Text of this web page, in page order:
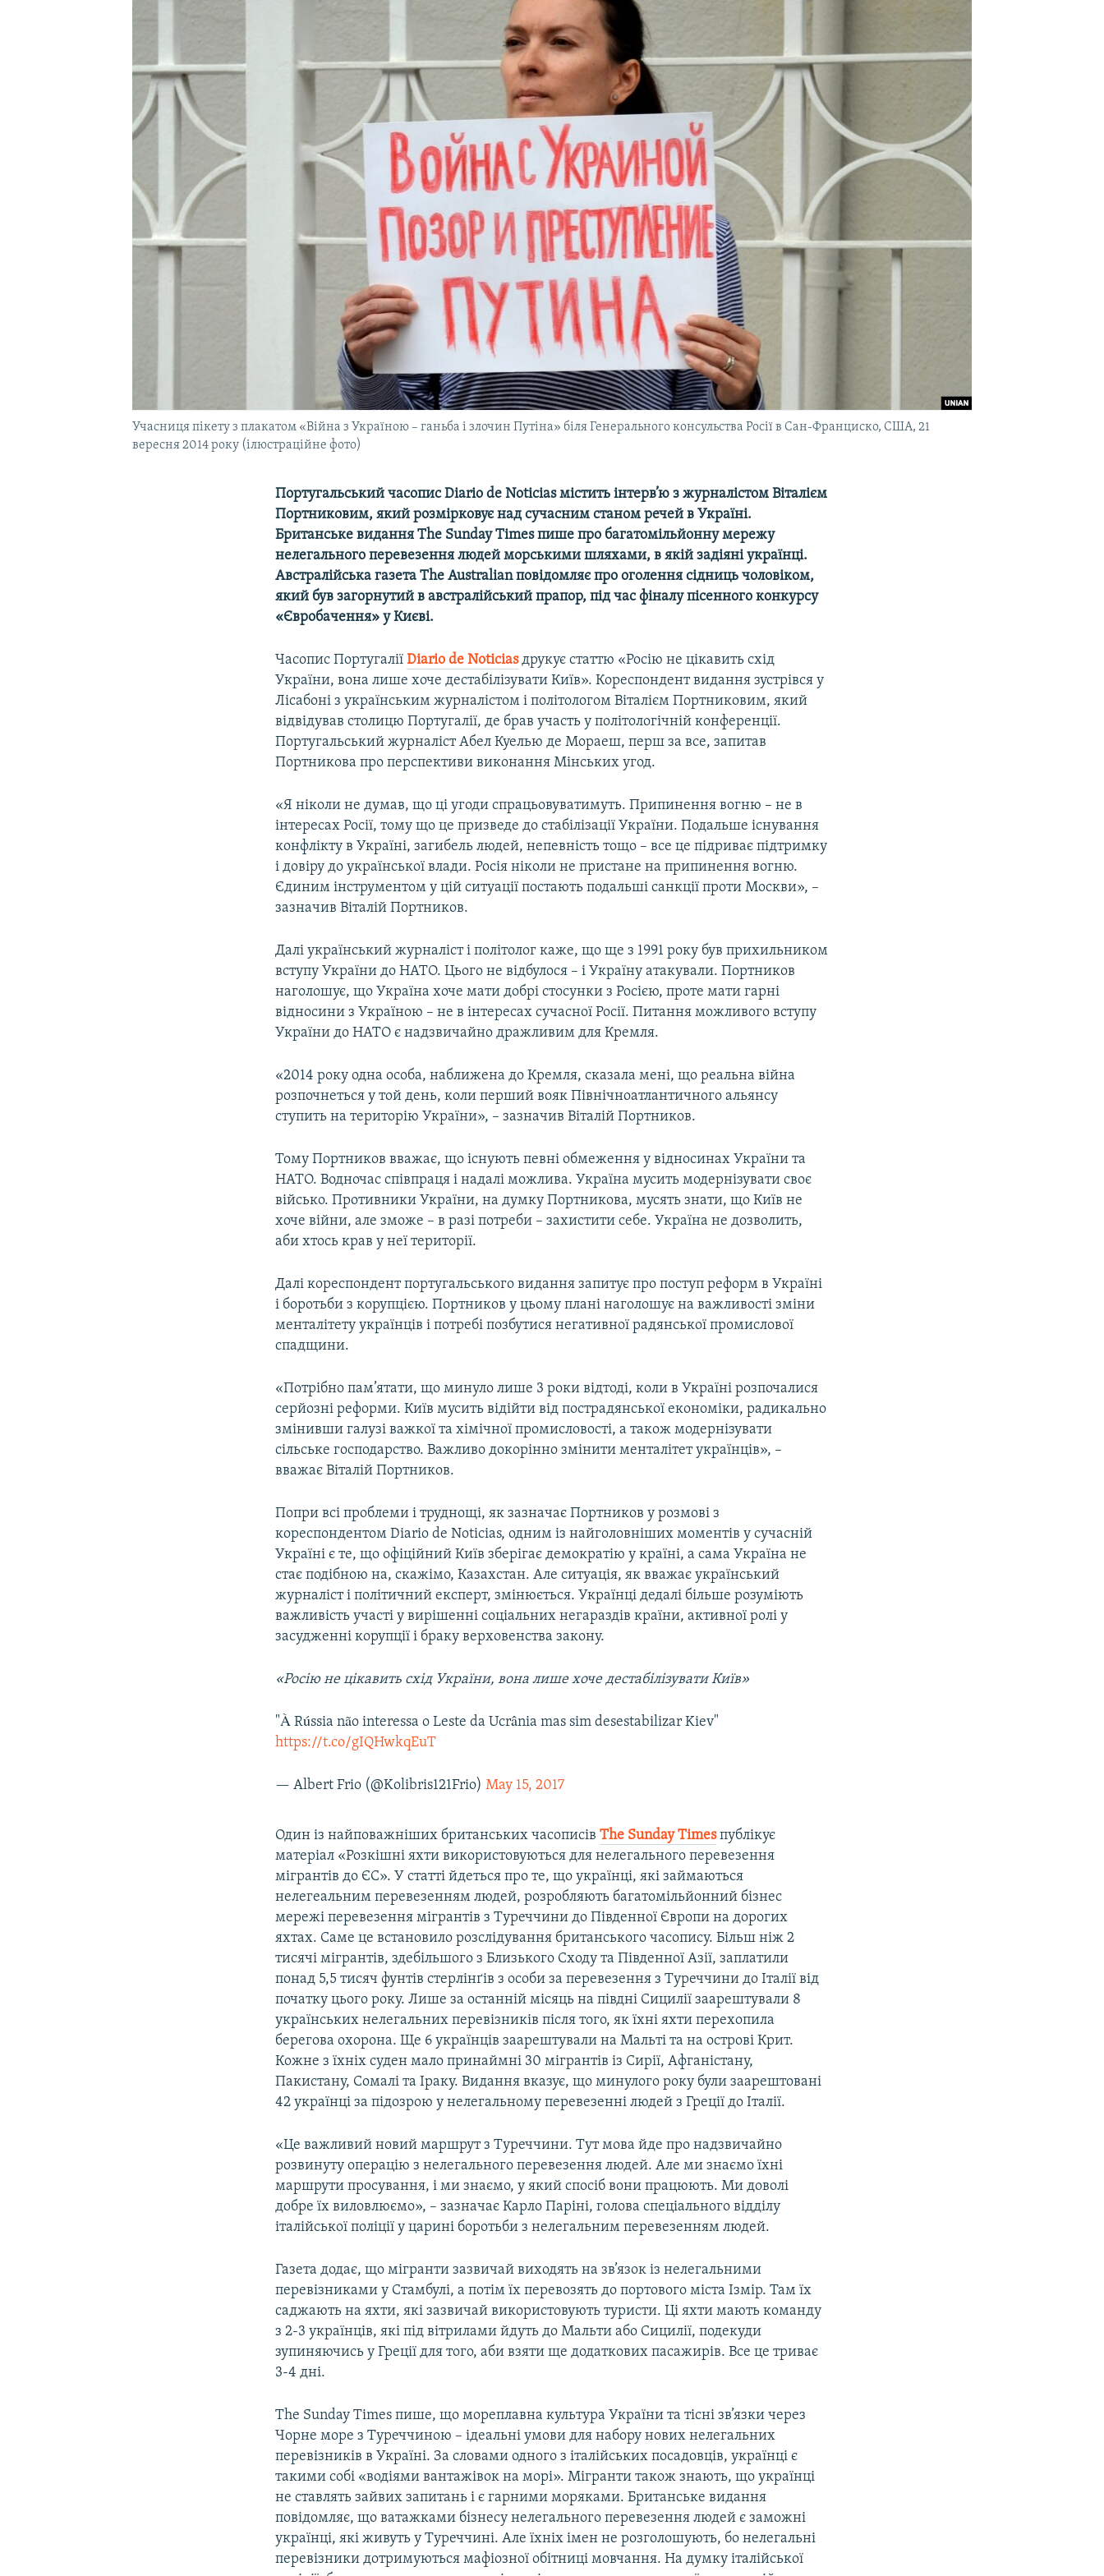
УКРАЇНСЬКА ПРОБЛЕМА КРИМУ
Учасниця пікету з плакатом «Війна з Україною – ганьба і злочин Путіна» біля Генерального консульства Росії в Сан-Франциско, США, 21
вересня 2014 року (ілюстраційне фото)
Португальський часопис Diario de Noticias містить інтерв’ю з журналістом Віталієм
Портниковим, який розмірковує над сучасним станом речей в Україні.
Британське видання The Sunday Times пише про багатомільйонну мережу
нелегального перевезення людей морськими шляхами, в якій задіяні українці.
Австралійська газета The Australian повідомляє про оголення сідниць чоловіком,
який був загорнутий в австралійський прапор, під час фіналу пісенного конкурсу
«Євробачення» у Києві.
Часопис ПортугаліїDiario de Noticiasдрукує статтю «Росію не цікавить схід
України, вона лише хоче дестабілізувати Київ». Кореспондент видання зустрівся у
Лісабоні з українським журналістом і політологом Віталієм Портниковим, який
відвідував столицю Португалії, де брав участь у політологічній конференції.
Португальський журналіст Абел Куелью де Мораеш, перш за все, запитав
Портникова про перспективи виконання Мінських угод.
«Я ніколи не думав, що ці угоди спрацьовуватимуть. Припинення вогню – не в
інтересах Росії, тому що це призведе до стабілізації України. Подальше існування
конфлікту в Україні, загибель людей, непевність тощо – все це підриває підтримку
і довіру до української влади. Росія ніколи не пристане на припинення вогню.
Єдиним інструментом у цій ситуації постають подальші санкції проти Москви», –
зазначив Віталій Портников.
Далі український журналіст і політолог каже, що ще з 1991 року був прихильником
вступу України до НАТО. Цього не відбулося – і Україну атакували. Портников
наголошує, що Україна хоче мати добрі стосунки з Росією, проте мати гарні
відносини з Україною – не в інтересах сучасної Росії. Питання можливого вступу
України до НАТО є надзвичайно дражливим для Кремля.
«2014 року одна особа, наближена до Кремля, сказала мені, що реальна війна
розпочнеться у той день, коли перший вояк Північноатлантичного альянсу
ступить на територію України», – зазначив Віталій Портников.
Тому Портников вважає, що існують певні обмеження у відносинах України та
НАТО. Водночас співпраця і надалі можлива. Україна мусить модернізувати своє
військо. Противники України, на думку Портникова, мусять знати, що Київ не
хоче війни, але зможе – в разі потреби – захистити себе. Україна не дозволить,
аби хтось крав у неї території.
Далі кореспондент португальського видання запитує про поступ реформ в Україні
і боротьби з корупцією. Портников у цьому плані наголошує на важливості зміни
менталітету українців і потребі позбутися негативної радянської промислової
спадщини.
«Потрібно пам’ятати, що минуло лише 3 роки відтоді, коли в Україні розпочалися
серйозні реформи. Київ мусить відійти від пострадянської економіки, радикально
змінивши галузі важкої та хімічної промисловості, а також модернізувати
сільське господарство. Важливо докорінно змінити менталітет українців», –
вважає Віталій Портников.
Попри всі проблеми і труднощі, як зазначає Портников у розмові з
кореспондентом Diario de Noticias, одним із найголовніших моментів у сучасній
Україні є те, що офіційний Київ зберігає демократію у країні, а сама Україна не
стає подібною на, скажімо, Казахстан. Але ситуація, як вважає український
журналіст і політичний експерт, змінюється. Українці дедалі більше розуміють
важливість участі у вирішенні соціальних негараздів країни, активної ролі у
засудженні корупції і браку верховенства закону.
«Росію не цікавить схід України, вона лише хоче дестабілізувати Київ»
"À Rússia não interessa o Leste da Ucrânia mas sim desestabilizar Kiev"
https://t.co/gIQHwkqEuT
— Albert Frio (@Kolibris121Frio)May 15, 2017
Один із найповажніших британських часописівThe Sunday Timesпублікує
матеріал «Розкішні яхти використовуються для нелегального перевезення
мігрантів до ЄС». У статті йдеться про те, що українці, які займаються
нелегеальним перевезенням людей, розробляють багатомільйонний бізнес
мережі перевезення мігрантів з Туреччини до Південної Європи на дорогих
яхтах. Саме це встановило розслідування британського часопису. Більш ніж 2
тисячі мігрантів, здебільшого з Близького Сходу та Південної Азії, заплатили
понад 5,5 тисяч фунтів стерлінґів з особи за перевезення з Туреччини до Італії від
початку цього року. Лише за останній місяць на півдні Сицилії заарештували 8
українських нелегальних перевізників після того, як їхні яхти перехопила
берегова охорона. Ще 6 українців заарештували на Мальті та на острові Крит.
Кожне з їхніх суден мало принаймні 30 мігрантів із Сирії, Афганістану,
Пакистану, Сомалі та Іраку. Видання вказує, що минулого року були заарештовані
42 українці за підозрою у нелегальному перевезенні людей з Греції до Італії.
«Це важливий новий маршрут з Туреччини. Тут мова йде про надзвичайно
розвинуту операцію з нелегального перевезення людей. Але ми знаємо їхні
маршрути просування, і ми знаємо, у який спосіб вони працюють. Ми доволі
добре їх виловлюємо», – зазначає Карло Паріні, голова спеціального відділу
італійської поліції у царині боротьби з нелегальним перевезенням людей.
Газета додає, що мігранти зазвичай виходять на зв’язок із нелегальними
перевізниками у Стамбулі, а потім їх перевозять до портового міста Ізмір. Там їх
саджають на яхти, які зазвичай використовують туристи. Ці яхти мають команду
з 2-3 українців, які під вітрилами йдуть до Мальти або Сицилії, подекуди
зупиняючись у Греції для того, аби взяти ще додаткових пасажирів. Все це триває
3-4 дні.
The Sunday Times пише, що мореплавна культура України та тісні зв’язки через
Чорне море з Туреччиною – ідеальні умови для набору нових нелегальних
перевізників в Україні. За словами одного з італійських посадовців, українці є
такими собі «водіями вантажівок на морі». Мігранти також знають, що українці
не ставлять зайвих запитань і є гарними моряками. Британське видання
повідомляє, що ватажками бізнесу нелегального перевезення людей є заможні
українці, які живуть у Туреччині. Але їхніх імен не розголошують, бо нелегальні
перевізники дотримуються мафіозної обітниці мовчання. На думку італійської